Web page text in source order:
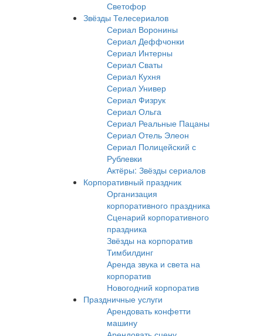
Светофор
Звёзды Телесериалов
Сериал Воронины
Сериал Деффчонки
Сериал Интерны
Сериал Сваты
Сериал Кухня
Сериал Универ
Сериал Физрук
Сериал Ольга
Сериал Реальные Пацаны
Сериал Отель Элеон
Сериал Полицейский с
Рублевки
Актёры: Звёзды сериалов
Корпоративный праздник
Организация
корпоративного праздника
Сценарий корпоративного
праздника
Звёзды на корпоратив
Тимбилдинг
Аренда звука и света на
корпоратив
Новогодний корпоратив
Праздничные услуги
Арендовать конфетти
машину